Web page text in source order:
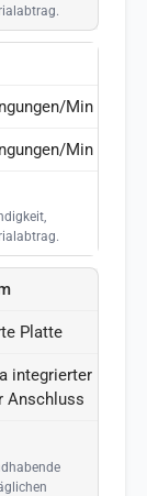
Min
Min
Platte
integrierter
Anschluss